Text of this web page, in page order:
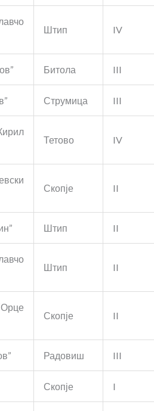
Штип IV
Битола III
Струмица III
Тетово IV
Скопје II
Штип II
Штип II
Скопје II
Радовиш III
Скопје I